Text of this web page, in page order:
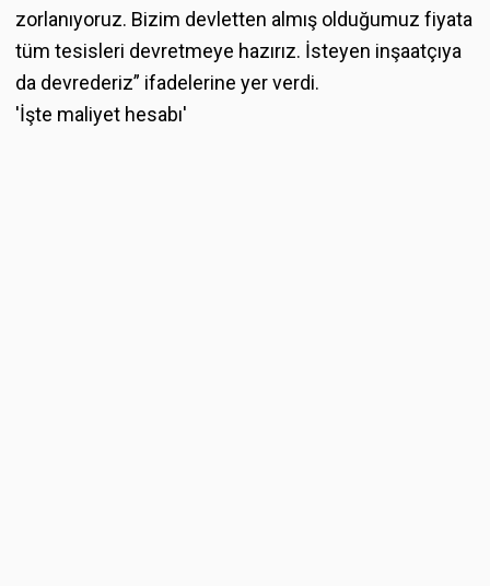
zorlanıyoruz. Bizim devletten almış olduğumuz fiyata
tüm tesisleri devretmeye hazırız. İsteyen inşaatçıya
da devrederiz” ifadelerine yer verdi.
'İşte maliyet hesabı'